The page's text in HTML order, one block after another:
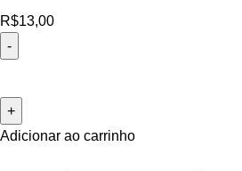
R$13,00
Adicionar ao carrinho